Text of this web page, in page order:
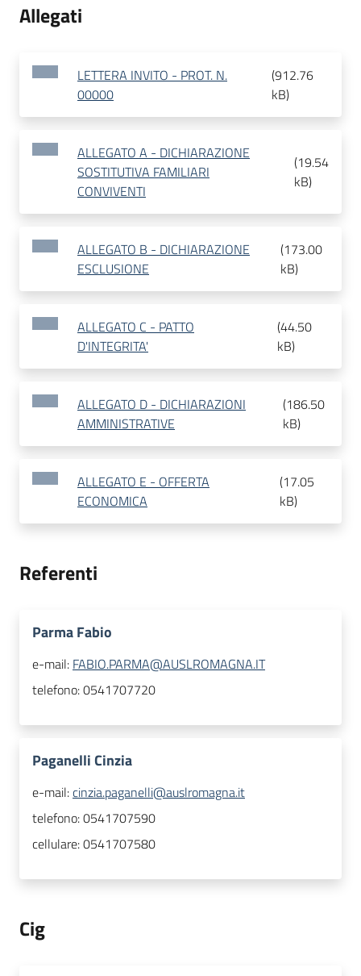
Allegati
LETTERA INVITO - PROT. N.
00000
(912.76
kB)
ALLEGATO A - DICHIARAZIONE
SOSTITUTIVA FAMILIARI
CONVIVENTI
(19.54
kB)
ALLEGATO B - DICHIARAZIONE
ESCLUSIONE
(173.00
kB)
ALLEGATO C - PATTO
D'INTEGRITA'
(44.50
kB)
ALLEGATO D - DICHIARAZIONI
AMMINISTRATIVE
(186.50
kB)
ALLEGATO E - OFFERTA
ECONOMICA
(17.05
kB)
Referenti
Parma Fabio
e-mail: FABIO.PARMA@AUSLROMAGNA.IT
telefono:0541707720
Paganelli Cinzia
e-mail:cinzia.paganelli@auslromagna.it
telefono:0541707590
cellulare:0541707580
Cig